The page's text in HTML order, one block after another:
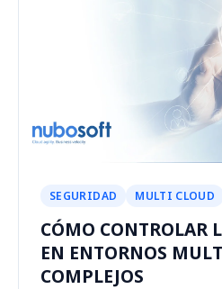
SEGURIDAD MULTI CLOUD
CÓMO CONTROLAR
EN ENTORNOS
COMPLEJOS